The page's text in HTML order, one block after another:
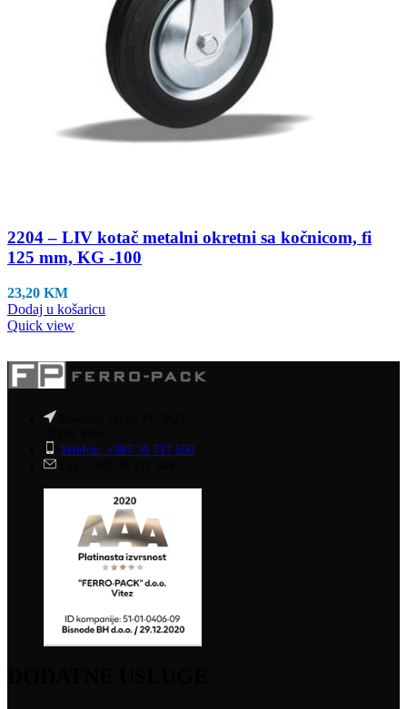
2204 – LIV kotač metalni okretni sa kočnicom, fi
125 mm, KG -100
23,20 KM
Dodaj u košaricu
Quick view
Telefon: +387 30 717 550